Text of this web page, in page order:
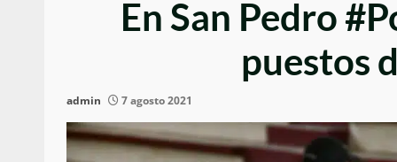
En San Pedro
puestos
admin 7 agosto 2021